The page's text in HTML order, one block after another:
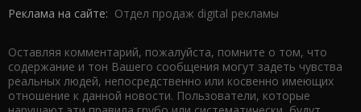
Реклама на сайте: Отдел продаж digital рекламы
Оставляя комментарий, пожалуйста, помните о том, что
содержание и тон Вашего сообщения могут задеть чувства
реальных людей, непосредственно или косвенно имеющих
отношение к данной новости. Пользователи, которые